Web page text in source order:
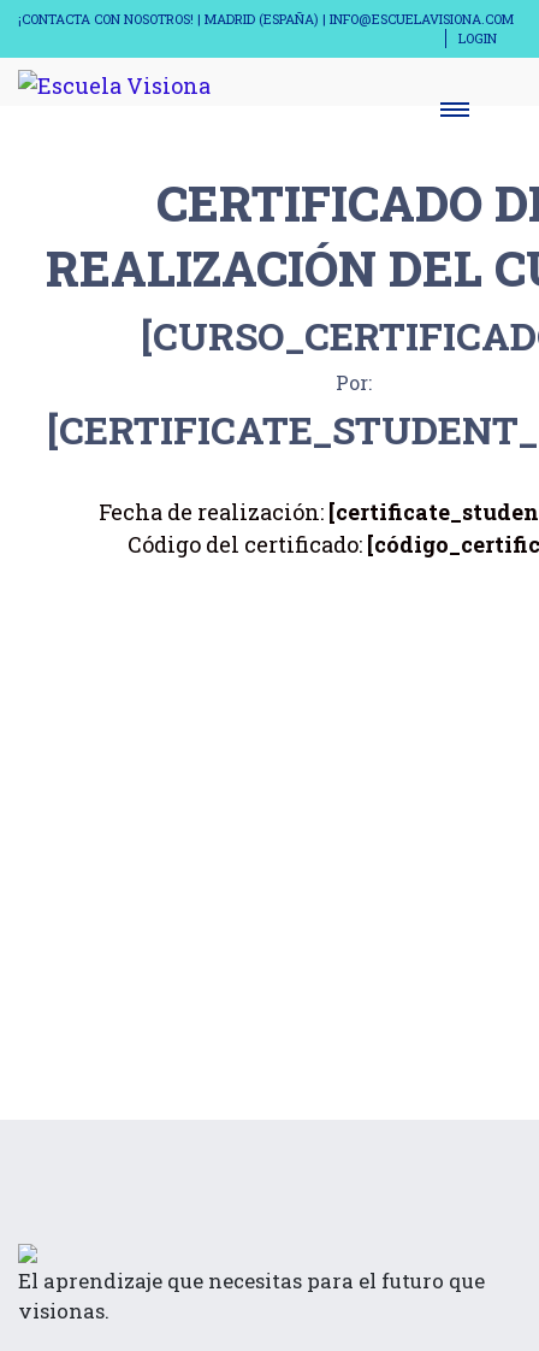
¡CONTACTA CON NOSOTROS! | MADRID (ESPAÑA) | INFO@ESCUELAVISIONA.COM
LOGIN
CERTIFICADO
REALIZACIÓN DEL
Por:
Fecha de realización:
Código del certificado:
El aprendizaje que necesitas para el futuro que
visionas.